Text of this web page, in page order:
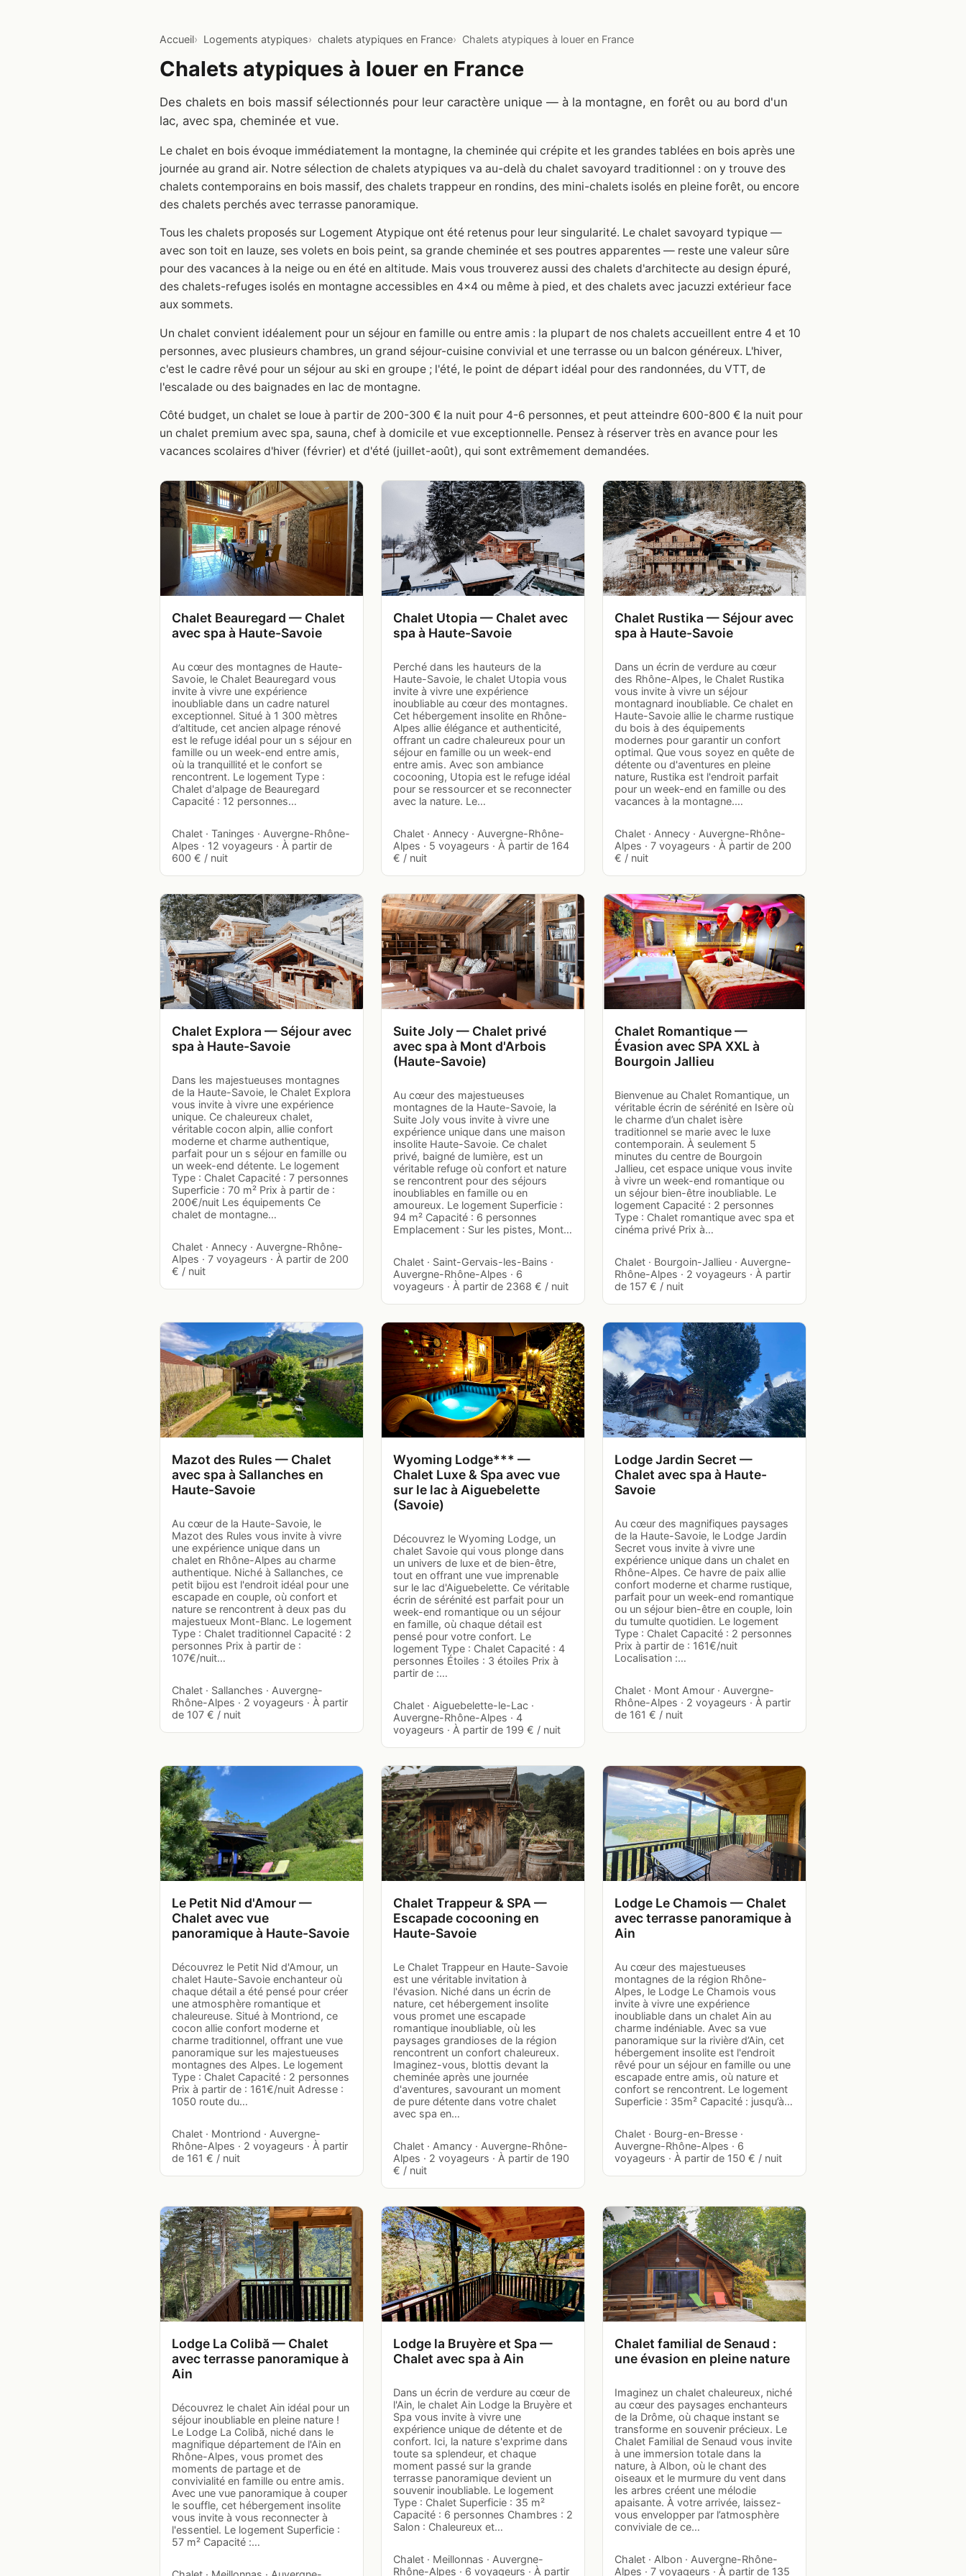
Accueil Logements atypiques chalets atypiques en France Chalets atypiques à louer en France
Chalets atypiques à louer en France
Des chalets en bois massif sélectionnés pour leur caractère unique — à la montagne, en forêt ou au bord d'un
lac, avec spa, cheminée et vue.
Le chalet en bois évoque immédiatement la montagne, la cheminée qui crépite et les grandes tablées en bois après une
journée au grand air. Notre sélection de chalets atypiques va au-delà du chalet savoyard traditionnel : on y trouve des
chalets contemporains en bois massif, des chalets trappeur en rondins, des mini-chalets isolés en pleine forêt, ou encore
des chalets perchés avec terrasse panoramique.
Tous les chalets proposés sur Logement Atypique ont été retenus pour leur singularité. Le chalet savoyard typique —
avec son toit en lauze, ses volets en bois peint, sa grande cheminée et ses poutres apparentes — reste une valeur sûre
pour des vacances à la neige ou en été en altitude. Mais vous trouverez aussi des chalets d'architecte au design épuré,
des chalets-refuges isolés en montagne accessibles en 4x4 ou même à pied, et des chalets avec jacuzzi extérieur face
aux sommets.
Un chalet convient idéalement pour un séjour en famille ou entre amis : la plupart de nos chalets accueillent entre 4 et 10
personnes, avec plusieurs chambres, un grand séjour-cuisine convivial et une terrasse ou un balcon généreux. L'hiver,
c'est le cadre rêvé pour un séjour au ski en groupe ; l'été, le point de départ idéal pour des randonnées, du VTT, de
l'escalade ou des baignades en lac de montagne.
Côté budget, un chalet se loue à partir de 200-300 € la nuit pour 4-6 personnes, et peut atteindre 600-800 € la nuit pour
un chalet premium avec spa, sauna, chef à domicile et vue exceptionnelle. Pensez à réserver très en avance pour les
vacances scolaires d'hiver (février) et d'été (juillet-août), qui sont extrêmement demandées.
Chalet Beauregard — Chalet
avec spa à Haute-Savoie
Au cœur des montagnes de Haute-
Savoie, le Chalet Beauregard vous
invite à vivre une expérience
inoubliable dans un cadre naturel
exceptionnel. Situé à 1 300 mètres
d’altitude, cet ancien alpage rénové
est le refuge idéal pour un s séjour en
famille ou un week-end entre amis,
où la tranquillité et le confort se
rencontrent. Le logement Type :
Chalet d'alpage de Beauregard
Capacité : 12 personnes…
Chalet · Taninges · Auvergne-Rhône-
Alpes · 12 voyageurs · À partir de
600 € / nuit
Chalet Utopia — Chalet avec
spa à Haute-Savoie
Perché dans les hauteurs de la
Haute-Savoie, le chalet Utopia vous
invite à vivre une expérience
inoubliable au cœur des montagnes.
Cet hébergement insolite en Rhône-
Alpes allie élégance et authenticité,
offrant un cadre chaleureux pour un
séjour en famille ou un week-end
entre amis. Avec son ambiance
cocooning, Utopia est le refuge idéal
pour se ressourcer et se reconnecter
avec la nature. Le…
Chalet · Annecy · Auvergne-Rhône-
Alpes · 5 voyageurs · À partir de 164
€ / nuit
Chalet Rustika — Séjour avec
spa à Haute-Savoie
Dans un écrin de verdure au cœur
des Rhône-Alpes, le Chalet Rustika
vous invite à vivre un séjour
montagnard inoubliable. Ce chalet en
Haute-Savoie allie le charme rustique
du bois à des équipements
modernes pour garantir un confort
optimal. Que vous soyez en quête de
détente ou d'aventures en pleine
nature, Rustika est l'endroit parfait
pour un week-end en famille ou des
vacances à la montagne.…
Chalet · Annecy · Auvergne-Rhône-
Alpes · 7 voyageurs · À partir de 200
€ / nuit
Chalet Explora — Séjour avec
spa à Haute-Savoie
Dans les majestueuses montagnes
de la Haute-Savoie, le Chalet Explora
vous invite à vivre une expérience
unique. Ce chaleureux chalet,
véritable cocon alpin, allie confort
moderne et charme authentique,
parfait pour un s séjour en famille ou
un week-end détente. Le logement
Type : Chalet Capacité : 7 personnes
Superficie : 70 m² Prix à partir de :
200€/nuit Les équipements Ce
chalet de montagne…
Chalet · Annecy · Auvergne-Rhône-
Alpes · 7 voyageurs · À partir de 200
€ / nuit
Suite Joly — Chalet privé
avec spa à Mont d'Arbois
(Haute-Savoie)
Au cœur des majestueuses
montagnes de la Haute-Savoie, la
Suite Joly vous invite à vivre une
expérience unique dans une maison
insolite Haute-Savoie. Ce chalet
privé, baigné de lumière, est un
véritable refuge où confort et nature
se rencontrent pour des séjours
inoubliables en famille ou en
amoureux. Le logement Superficie :
94 m² Capacité : 6 personnes
Emplacement : Sur les pistes, Mont…
Chalet · Saint-Gervais-les-Bains ·
Auvergne-Rhône-Alpes · 6
voyageurs · À partir de 2368 € / nuit
Chalet Romantique —
Évasion avec SPA XXL à
Bourgoin Jallieu
Bienvenue au Chalet Romantique, un
véritable écrin de sérénité en Isère où
le charme d’un chalet isère
traditionnel se marie avec le luxe
contemporain. À seulement 5
minutes du centre de Bourgoin
Jallieu, cet espace unique vous invite
à vivre un week-end romantique ou
un séjour bien-être inoubliable. Le
logement Capacité : 2 personnes
Type : Chalet romantique avec spa et
cinéma privé Prix à…
Chalet · Bourgoin-Jallieu · Auvergne-
Rhône-Alpes · 2 voyageurs · À partir
de 157 € / nuit
Mazot des Rules — Chalet
avec spa à Sallanches en
Haute-Savoie
Au cœur de la Haute-Savoie, le
Mazot des Rules vous invite à vivre
une expérience unique dans un
chalet en Rhône-Alpes au charme
authentique. Niché à Sallanches, ce
petit bijou est l'endroit idéal pour une
escapade en couple, où confort et
nature se rencontrent à deux pas du
majestueux Mont-Blanc. Le logement
Type : Chalet traditionnel Capacité : 2
personnes Prix à partir de :
107€/nuit…
Chalet · Sallanches · Auvergne-
Rhône-Alpes · 2 voyageurs · À partir
de 107 € / nuit
Wyoming Lodge*** —
Chalet Luxe & Spa avec vue
sur le lac à Aiguebelette
(Savoie)
Découvrez le Wyoming Lodge, un
chalet Savoie qui vous plonge dans
un univers de luxe et de bien-être,
tout en offrant une vue imprenable
sur le lac d'Aiguebelette. Ce véritable
écrin de sérénité est parfait pour un
week-end romantique ou un séjour
en famille, où chaque détail est
pensé pour votre confort. Le
logement Type : Chalet Capacité : 4
personnes Étoiles : 3 étoiles Prix à
partir de :…
Chalet · Aiguebelette-le-Lac ·
Auvergne-Rhône-Alpes · 4
voyageurs · À partir de 199 € / nuit
Lodge Jardin Secret —
Chalet avec spa à Haute-
Savoie
Au cœur des magnifiques paysages
de la Haute-Savoie, le Lodge Jardin
Secret vous invite à vivre une
expérience unique dans un chalet en
Rhône-Alpes. Ce havre de paix allie
confort moderne et charme rustique,
parfait pour un week-end romantique
ou un séjour bien-être en couple, loin
du tumulte quotidien. Le logement
Type : Chalet Capacité : 2 personnes
Prix à partir de : 161€/nuit
Localisation :…
Chalet · Mont Amour · Auvergne-
Rhône-Alpes · 2 voyageurs · À partir
de 161 € / nuit
Le Petit Nid d'Amour —
Chalet avec vue
panoramique à Haute-Savoie
Découvrez le Petit Nid d'Amour, un
chalet Haute-Savoie enchanteur où
chaque détail a été pensé pour créer
une atmosphère romantique et
chaleureuse. Situé à Montriond, ce
cocon allie confort moderne et
charme traditionnel, offrant une vue
panoramique sur les majestueuses
montagnes des Alpes. Le logement
Type : Chalet Capacité : 2 personnes
Prix à partir de : 161€/nuit Adresse :
1050 route du…
Chalet · Montriond · Auvergne-
Rhône-Alpes · 2 voyageurs · À partir
de 161 € / nuit
Chalet Trappeur & SPA —
Escapade cocooning en
Haute-Savoie
Le Chalet Trappeur en Haute-Savoie
est une véritable invitation à
l'évasion. Niché dans un écrin de
nature, cet hébergement insolite
vous promet une escapade
romantique inoubliable, où les
paysages grandioses de la région
rencontrent un confort chaleureux.
Imaginez-vous, blottis devant la
cheminée après une journée
d'aventures, savourant un moment
de pure détente dans votre chalet
avec spa en…
Chalet · Amancy · Auvergne-Rhône-
Alpes · 2 voyageurs · À partir de 190
€ / nuit
Lodge Le Chamois — Chalet
avec terrasse panoramique à
Ain
Au cœur des majestueuses
montagnes de la région Rhône-
Alpes, le Lodge Le Chamois vous
invite à vivre une expérience
inoubliable dans un chalet Ain au
charme indéniable. Avec sa vue
panoramique sur la rivière d’Ain, cet
hébergement insolite est l'endroit
rêvé pour un séjour en famille ou une
escapade entre amis, où nature et
confort se rencontrent. Le logement
Superficie : 35m² Capacité : jusqu’à…
Chalet · Bourg-en-Bresse ·
Auvergne-Rhône-Alpes · 6
voyageurs · À partir de 150 € / nuit
Lodge La Colibă — Chalet
avec terrasse panoramique à
Ain
Découvrez le chalet Ain idéal pour un
séjour inoubliable en pleine nature !
Le Lodge La Colibă, niché dans le
magnifique département de l'Ain en
Rhône-Alpes, vous promet des
moments de partage et de
convivialité en famille ou entre amis.
Avec une vue panoramique à couper
le souffle, cet hébergement insolite
vous invite à vous reconnecter à
l'essentiel. Le logement Superficie :
57 m² Capacité :…
Lodge la Bruyère et Spa —
Chalet avec spa à Ain
Dans un écrin de verdure au cœur de
l'Ain, le chalet Ain Lodge la Bruyère et
Spa vous invite à vivre une
expérience unique de détente et de
confort. Ici, la nature s'exprime dans
toute sa splendeur, et chaque
moment passé sur la grande
terrasse panoramique devient un
souvenir inoubliable. Le logement
Type : Chalet Superficie : 35 m²
Capacité : 6 personnes Chambres : 2
Salon : Chaleureux et…
Chalet · Meillonnas · Auvergne-
Rhône-Alpes · 6 voyageurs · À partir
Chalet familial de Senaud :
une évasion en pleine nature
Imaginez un chalet chaleureux, niché
au cœur des paysages enchanteurs
de la Drôme, où chaque instant se
transforme en souvenir précieux. Le
Chalet Familial de Senaud vous invite
à une immersion totale dans la
nature, à Albon, où le chant des
oiseaux et le murmure du vent dans
les arbres créent une mélodie
apaisante. À votre arrivée, laissez-
vous envelopper par l’atmosphère
conviviale de ce…
Chalet · Albon · Auvergne-Rhône-
Alpes · 7 voyageurs · À partir de 135